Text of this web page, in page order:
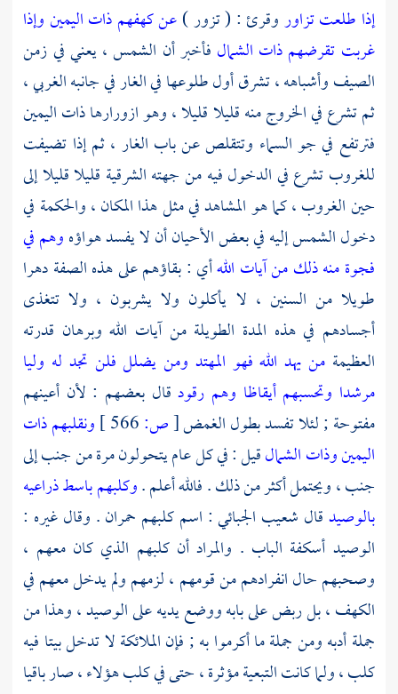
إذا طلعت تزاوروقرئ : ( تزور )عن كهفهم ذات اليمين وإذا
غربت تقرضهم ذات الشمال فأخبر أن الشمس ، يعني في زمن
الصيف وأشباهه ، تشرق أول طلوعها في الغار في جانبه الغربي ،
ثم تشرع في الخروج منه قليلا قليلا ، وهو ازورارها ذات اليمين
فترتفع في جو السماء وتتقلص عن باب الغار ، ثم إذا تضيفت
للغروب تشرع في الدخول فيه من جهته الشرقية قليلا قليلا إلى
حين الغروب ، كما هو المشاهد في مثل هذا المكان ، والحكمة في
دخول الشمس إليه في بعض الأحيان أن لا يفسد هواؤهوهم في
فجوة منه ذلك من آيات اللهأي : بقاؤهم على هذه الصفة دهرا
طويلا من السنين ، لا يأكلون ولا يشربون ، ولا تتغذى
أجسادهم في هذه المدة الطويلة من آيات الله وبرهان قدرته
العظيمةمن يهد الله فهو المهتد ومن يضلل فلن تجد له وليا
مرشدا وتحسبهم أيقاظا وهم رقود قال بعضهم : لأن أعينهم
مفتوحة ; لئلا تفسد بطول الغمض[ص:
ونقلبهم ذات
اليمين وذات الشمالقيل : في كل عام يتحولون مرة من جنب إلى
جنب ، ويحتمل أكثر من ذلك . فالله أعلم .وكلبهم باسط ذراعيه
بالوصيدقال شعيب الجبائي: اسم كلبهم حمران . وقال غيره :
الوصيد أسكفة الباب . والمراد أن كلبهم الذي كان معهم ،
وصحبهم حال انفرادهم من قومهم ، لزمهم ولم يدخل معهم في
الكهف ، بل ربض على بابه ووضع يديه على الوصيد ، وهذا من
جملة أدبه ومن جملة ما أكرموا به ; فإن الملائكة لا تدخل بيتا فيه
كلب ، ولما كانت التبعية مؤثرة ، حتى في كلب هؤلاء ، صار باقيا